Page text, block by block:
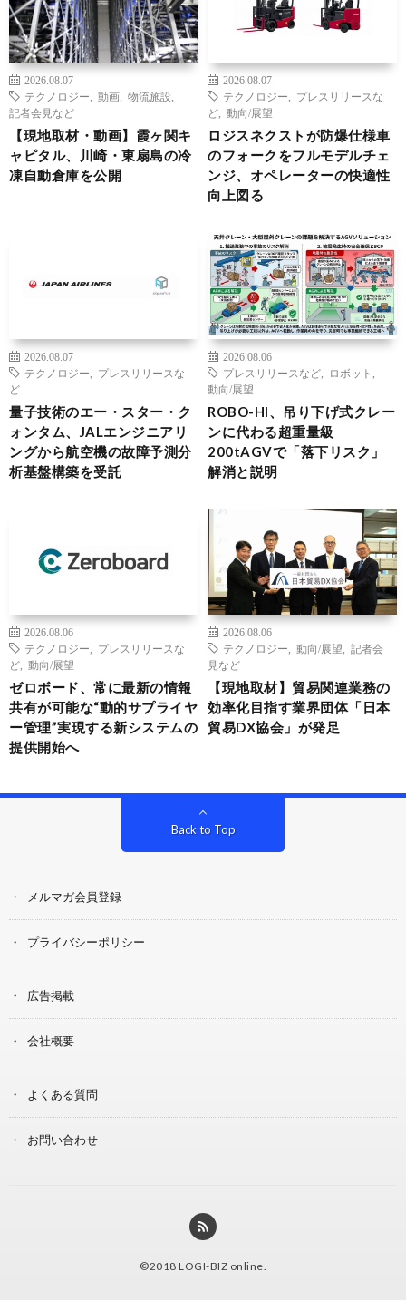
2026.08.07
テクノロジー
動画 物流施設
記者会見など
【現地取材・動画】霞ヶ関キ
ャピタル、川崎・東扇島の冷
凍自動倉庫を公開
2026.08.07
テクノロジー
プレスリリースな
ど
動向/展望
ロジスネクストが防爆仕様車
のフォークをフルモデルチェ
ンジ、オペレーターの快適性
向上図る
2026.08.07
テクノロジー
プレスリリースな
ど
量子技術のエー・スター・ク
ォンタム、JALエンジニアリ
ングから航空機の故障予測分
析基盤構築を受託
2026.08.06
プレスリリースなど
ロボット
動向/展望
ROBO-HI、吊り下げ式クレー
ンに代わる超重量級
200tAGVで「落下リスク」
解消と説明
2026.08.06
テクノロジー
プレスリリースな
ど
動向/展望
ゼロボード、常に最新の情報
共有が可能な“動的サプライヤ
ー管理”実現する新システムの
提供開始へ
2026.08.06
テクノロジー
動向/展望
記者会
見など
【現地取材】貿易関連業務の
効率化目指す業界団体「日本
貿易DX協会」が発足
Back to Top
メルマガ会員登録
プライバシーポリシー
広告掲載
会社概要
よくある質問
お問い合わせ
©2018 LOGI-BIZ online.